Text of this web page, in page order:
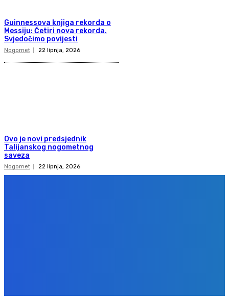
Guinnessova knjiga rekorda o
Messiju: Četiri nova rekorda.
Svjedočimo povijesti
Nogomet 22 lipnja, 2026
Ovo je novi predsjednik
Talijanskog nogometnog
saveza
Nogomet 22 lipnja, 2026